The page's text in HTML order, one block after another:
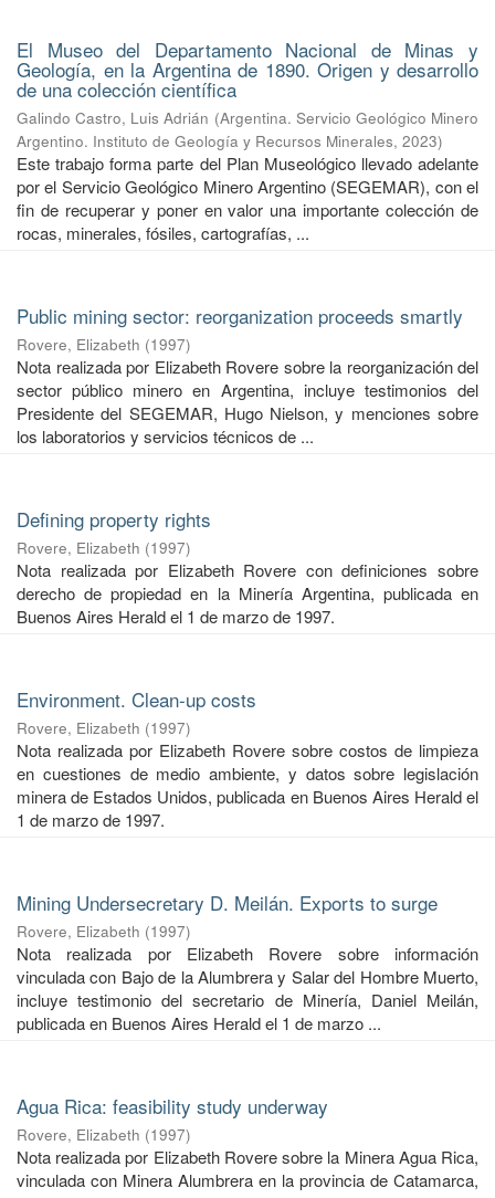
El Museo del Departamento Nacional de Minas y
Geología, en la Argentina de 1890. Origen y desarrollo
de una colección científica
Galindo Castro, Luis Adrián (Argentina. Servicio Geológico Minero
Argentino. Instituto de Geología y Recursos Minerales, 2023)
Este trabajo forma parte del Plan Museológico llevado adelante
por el Servicio Geológico Minero Argentino (SEGEMAR), con el
fin de recuperar y poner en valor una importante colección de
rocas, minerales, fósiles, cartografías, ...
Public mining sector: reorganization proceeds smartly
Rovere, Elizabeth (1997)
Nota realizada por Elizabeth Rovere sobre la reorganización del
sector público minero en Argentina, incluye testimonios del
Presidente del SEGEMAR, Hugo Nielson, y menciones sobre
los laboratorios y servicios técnicos de ...
Defining property rights
Rovere, Elizabeth (1997)
Nota realizada por Elizabeth Rovere con definiciones sobre
derecho de propiedad en la Minería Argentina, publicada en
Buenos Aires Herald el 1 de marzo de 1997.
Environment. Clean-up costs
Rovere, Elizabeth (1997)
Nota realizada por Elizabeth Rovere sobre costos de limpieza
en cuestiones de medio ambiente, y datos sobre legislación
minera de Estados Unidos, publicada en Buenos Aires Herald el
1 de marzo de 1997.
Mining Undersecretary D. Meilán. Exports to surge
Rovere, Elizabeth (1997)
Nota realizada por Elizabeth Rovere sobre información
vinculada con Bajo de la Alumbrera y Salar del Hombre Muerto,
incluye testimonio del secretario de Minería, Daniel Meilán,
publicada en Buenos Aires Herald el 1 de marzo ...
Agua Rica: feasibility study underway
Rovere, Elizabeth (1997)
Nota realizada por Elizabeth Rovere sobre la Minera Agua Rica,
vinculada con Minera Alumbrera en la provincia de Catamarca,